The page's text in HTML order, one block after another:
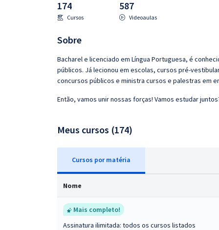
Questões grátis
174
Cursos
587
Videoaulas
Sobre
Bacharel e licenciado em Língua Portuguesa, é
públicos. Já lecionou em escolas, cursos pré-
concursos públicos e ministra cursos e palestras em
Então, vamos unir nossas forças! Vamos estudar
Meus cursos (174)
Cursos por matéria
Nome
Mais completo!
Assinatura ilimitada: todos os cursos listados